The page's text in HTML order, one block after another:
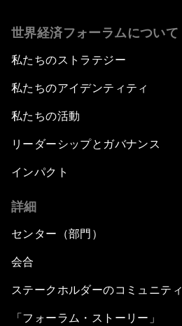
世界経済フォーラムについて
私たちのストラテジー
私たちのアイデンティティ
私たちの活動
リーダーシップとガバナンス
インパクト
詳細
センター（部門）
会合
ステークホルダーのコミュニティ
「フォーラム・ストーリー」